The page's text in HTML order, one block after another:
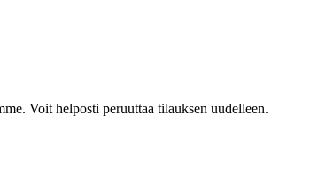
Voit helposti peruuttaa tilauksen uudelleen.